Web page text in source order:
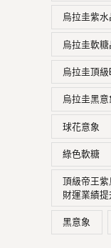
烏拉圭紫
烏拉圭軟
烏拉圭頂級
烏拉圭黑意
球花意象
綠色軟糖
頂級帝王
財運業績提
黑意象